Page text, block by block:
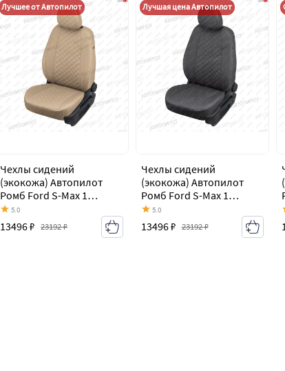
Лучшее от Автопилот
Чехлы сидений
(экокожа) Автопилот
Ромб Ford S-Max 1
дорестайлинг (2006-
2010)
5.0
13496 ₽ 23192 ₽
Лучшая цена Автопилот
Чехлы сидений
(экокожа) Автопилот
Ромб Ford S-Max 1
дорестайлинг (2006-
2010)
5.0
13496 ₽ 23192 ₽